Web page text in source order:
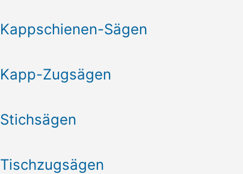
Kappschienen-Sägen
Kapp-Zugsägen
Stichsägen
Tischzugsägen